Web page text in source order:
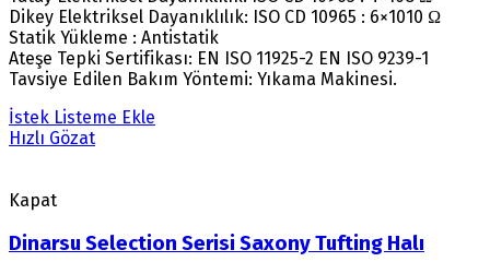
Dikey Elektriksel Dayanıklılık: ISO CD 10965 : 6×1010 Ω
Statik Yükleme : Antistatik
Ateşe Tepki Sertifikası: EN ISO 11925-2 EN ISO 9239-1
Tavsiye Edilen Bakım Yöntemi: Yıkama Makinesi.
İstek Listeme Ekle
Hızlı Gözat
Kapat
Dinarsu Selection Serisi Saxony Tufting Halı